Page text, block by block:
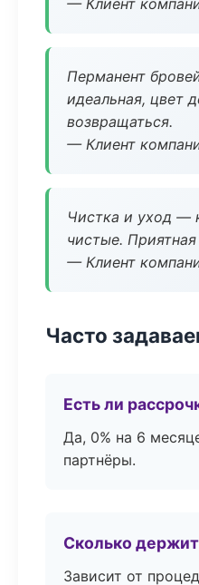
— Клиент
Перманент
идеальная, цвет
возвращаться.
— Клиент
Чистка и уход —
чистые.
— Клиент
Часто
Есть ли
Да, 0% на 6
партнёры.
Сколько
Зависит от